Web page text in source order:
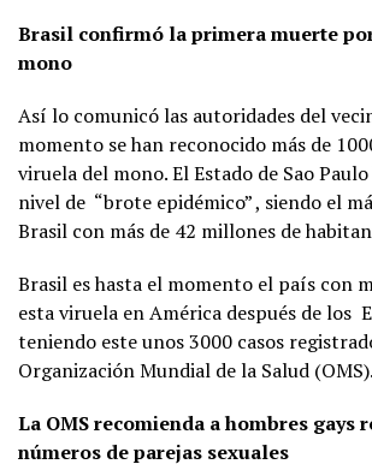
Brasil confirmó la primera muerte
mono
Así lo comunicó las autoridades del
momento se han reconocido más de
viruela del mono. El Estado de Sao
nivel de “brote epidémico” , siendo el
Brasil con más de 42 millones de
Brasil es hasta el momento el país con
esta viruela en América después de los
teniendo este unos 3000 casos
Organización Mundial de la Salud (OMS).
La OMS recomienda a hombres gays
números de parejas sexuales